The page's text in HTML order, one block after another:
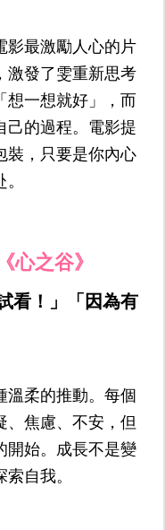
影最激勵人心的片
激發了雯重新思考
想一想就好」，而
己的過程。電影提
裝，只要是你內心
心之谷》
看！」「因為有
溫柔的推動。每個
、焦慮、不安，但
開始。成長不是變
自我。